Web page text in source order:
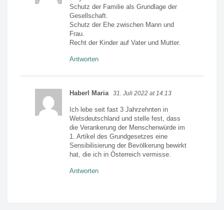
Schutz der Familie als Grundlage der
Gesellschaft.
Schutz der Ehe zwischen Mann und
Frau.
Recht der Kinder auf Vater und Mutter.
Antworten
Haberl Maria 31. Juli 2022 at 14:13
Ich lebe seit fast 3 Jahrzehnten in
Wetsdeutschland und stelle fest, dass
die Verankerung der Menschenwürde im
1. Artikel des Grundgesetzes eine
Sensibilisierung der Bevölkerung bewirkt
hat, die ich in Österreich vermisse.
Antworten